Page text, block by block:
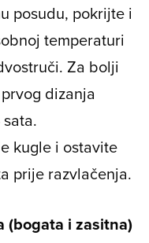
posudu, pokrijte i
temperaturi
Za bolji
dizanja
kugle i ostavite
prije razvlačenja.
(bogata i zasitna)